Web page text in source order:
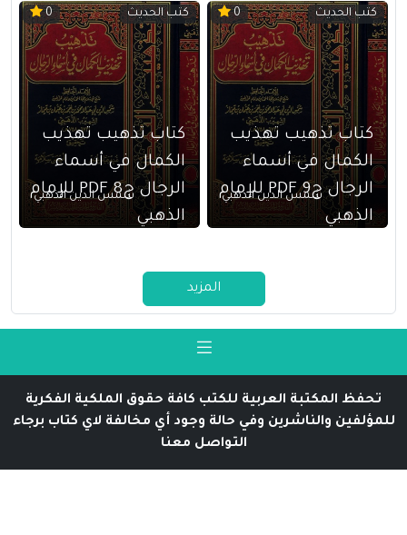
كتب الحديث 0
كتاب تذهيب تهذيب
الكمال في أسماء
الرجال ج9 PDF للإمام
الذهبي
شمس الدين الذهبي
كتب الحديث 0
كتاب تذهيب تهذيب
الكمال في أسماء
الرجال ج8 PDF للإمام
الذهبي
شمس الدين الذهبي
المزيد
تحفظ المكتبة العربية للكتب كافة حقوق الملكية الفكرية
للمؤلفين والناشرين وفي حالة وجود أي مخالفة لاي كتاب برجاء
التواصل معنا